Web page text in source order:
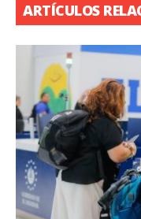
ARTÍCULOS